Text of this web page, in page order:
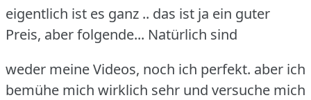
eigentlich ist es ganz .. das ist ja ein guter
Preis, aber folgende... Natürlich sind
weder meine Videos, noch ich perfekt. aber ich
bemühe mich wirklich sehr und versuche mich